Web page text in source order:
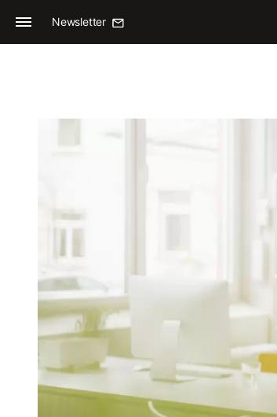
Newsletter